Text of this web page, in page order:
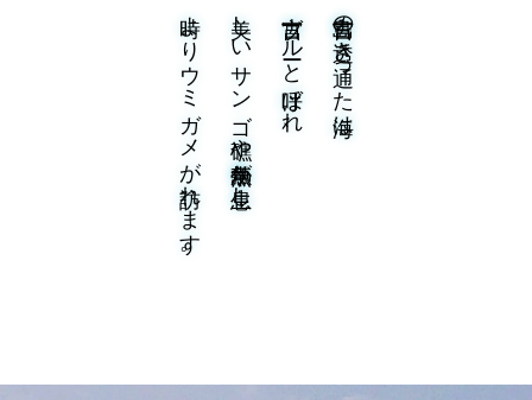
宮古島の透き通った海は
宮古ブルーと呼ばれ、
美しいサンゴ礁や熱帯魚が生息し、
時よりウミガメが訪れます。